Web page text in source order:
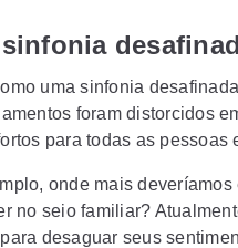
sinfonia
uma sinfonia
foram distorcidos
para todas as pessoas
onde mais
no seio familiar?
desaguar seus